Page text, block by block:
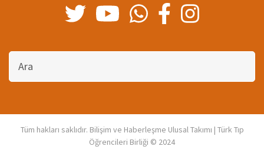
Bu
sitede
ara
Tüm hakları saklıdır. Bilişim ve Haberleşme Ulusal Takımı | Türk Tıp
Öğrencileri Birliği © 2024